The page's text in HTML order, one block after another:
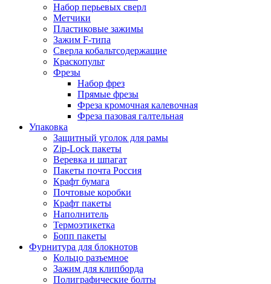
Набор перьевых сверл
Метчики
Пластиковые зажимы
Зажим F-типа
Сверла кобальтсодержащие
Краскопульт
Фрезы
Набор фрез
Прямые фрезы
Фреза кромочная калевочная
Фреза пазовая галтельная
Упаковка
Защитный уголок для рамы
Zip-Lock пакеты
Веревка и шпагат
Пакеты почта Россия
Крафт бумага
Почтовые коробки
Крафт пакеты
Наполнитель
Термоэтикетка
Бопп пакеты
Фурнитура для блокнотов
Кольцо разъемное
Зажим для клипборда
Полиграфические болты